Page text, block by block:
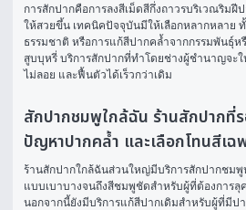
การสักปากคือการลงสีเม็ดสีกึ่งถาวรบริเวณริม
ให้สวยขึ้น เทคนิคปัจจุบันมีให้เลือกหลากหลาย
ธรรมชาติ หรือการแก้สีปากคล้ำจากกรรมพันธุ์
สูบบุหรี่ บริการสักปากที่ทำโดยช่างผู้ชำนาญจะ
ไม่ลอย และฟื้นตัวได้เร็วกว่าเดิม
สักปากชมพูใกล้ฉัน ร้านสักปากที่
ปัญหาปากคล้ำ และเลือกโทนสีเฉ
ร้านสักปากใกล้ฉันส่วนใหญ่มีบริการสักปากชม
แบบเบาบางจนถึงสีชมพูชัดสำหรับผู้ที่ต้องการ
นอกจากนี้ยังมีบริการแก้สีปากเดิมสำหรับผู้ที่มีป